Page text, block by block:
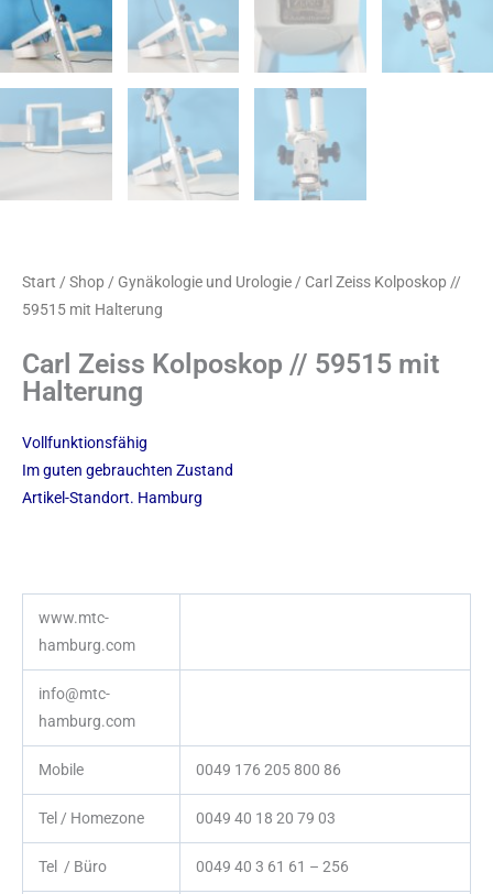
Start / Shop / Gynäkologie und Urologie / Carl Zeiss Kolposkop //
59515 mit Halterung
Carl Zeiss Kolposkop // 59515 mit
Halterung
Vollfunktionsfähig
Im guten gebrauchten Zustand
Artikel-Standort. Hamburg
www.mtc-
hamburg.com
info@mtc-
hamburg.com
Mobile 0049 176 205 800 86
Tel / Homezone 0049 40 18 20 79 03
Tel / Büro 0049 40 3 61 61 – 256